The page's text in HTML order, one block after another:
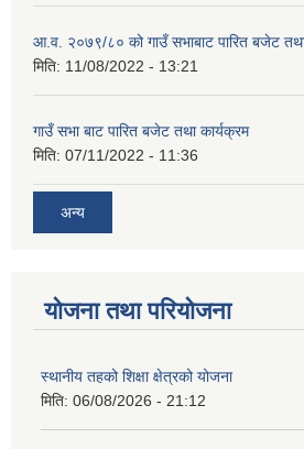
आ.व. २०७९/८० को गाउँ सभाबाट पारित बजेट
मिति: 11/08/2022 - 13:21
गाउँ सभा बाट पारित बजेट तथा कार्यक्रम
मिति: 07/11/2022 - 11:36
अन्य
योजना तथा परियोजना
स्थानीय तहको शिक्षा क्षेत्रको योजना
मिति: 06/08/2026 - 21:12